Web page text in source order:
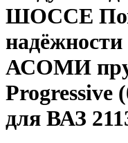
ШОССЕ
надёжности
АСОМИ
Progressive
для ВАЗ